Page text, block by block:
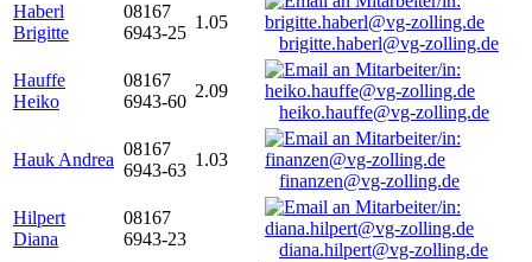
Haberl
Brigitte
08167
6943-25
1.05
brigitte.haberl@vg-zolling.de
Hauffe
Heiko
08167
6943-60
2.09
heiko.hauffe@vg-zolling.de
Hauk Andrea
08167
6943-63
1.03
finanzen@vg-zolling.de
Hilpert
Diana
08167
6943-23
diana.hilpert@vg-zolling.de